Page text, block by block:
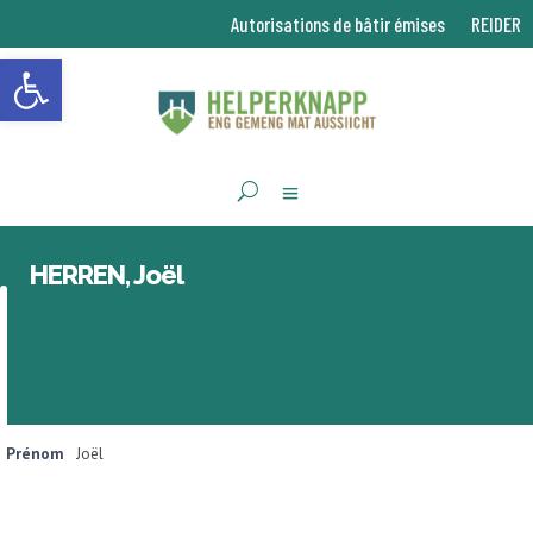
Ouvrir la barre d’outils
Autorisations de bâtir émises REIDER
HERREN, Joël
Prénom Joël